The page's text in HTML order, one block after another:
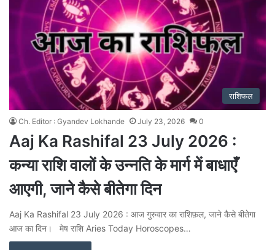
राशिफल
Ch. Editor : Gyandev Lokhande July 23, 2026 0
Aaj Ka Rashifal 23 July 2026 :
कन्या राशि वालों के उन्नति के मार्ग में बाधाएँ
आएगी, जाने कैसे बीतेगा दिन
Aaj Ka Rashifal 23 July 2026 : आज गुरुवार का राशिफ़ल, जाने कैसे बीतेगा
आज का दिन। मेष राशि Aries Today Horoscopes…